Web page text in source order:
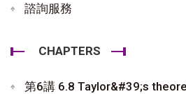
諮詢服務
CHAPTERS
第6講 6.8 Taylor&#39;s